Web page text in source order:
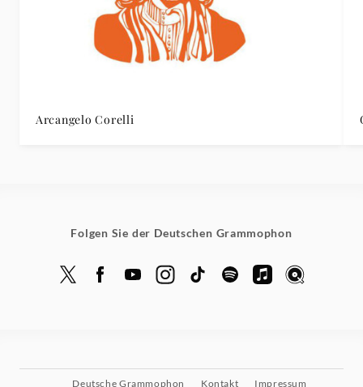
Arcangelo Corelli
Folgen Sie der Deutschen Grammophon
Deutsche Grammophon Kontakt Impressum